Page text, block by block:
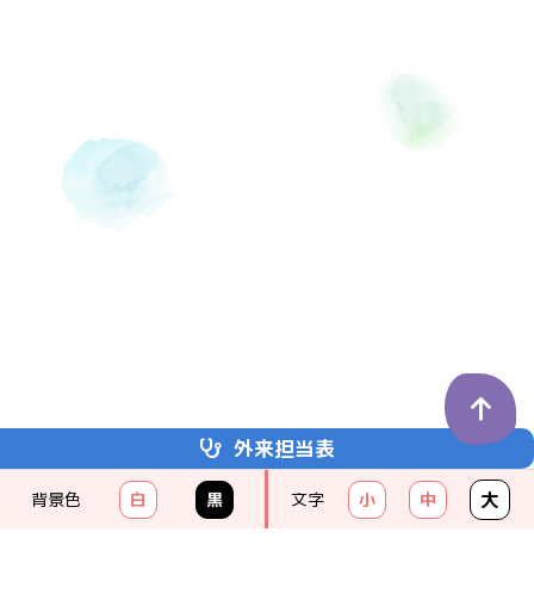
背景色 白 黒 文字 小 中 大
かわごえクリニック
KAWAGOE CLINIC
049-238-8111 （代）
外来担当表